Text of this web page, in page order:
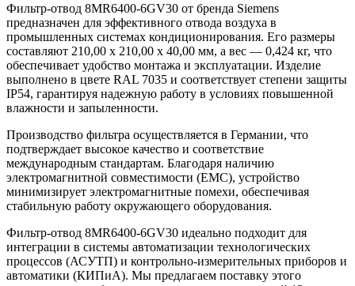
Фильтр-отвод 8MR6400-6GV30 от бренда Siemens
предназначен для эффективного отвода воздуха в
промышленных системах кондиционирования. Его размеры
составляют 210,00 x 210,00 x 40,00 мм, а вес — 0,424 кг, что
обеспечивает удобство монтажа и эксплуатации. Изделие
выполнено в цвете RAL 7035 и соответствует степени защиты
IP54, гарантируя надежную работу в условиях повышенной
влажности и запыленности.
Производство фильтра осуществляется в Германии, что
подтверждает высокое качество и соответствие
международным стандартам. Благодаря наличию
электромагнитной совместимости (EMC), устройство
минимизирует электромагнитные помехи, обеспечивая
стабильную работу окружающего оборудования.
Фильтр-отвод 8MR6400-6GV30 идеально подходит для
интеграции в системы автоматизации технологических
процессов (АСУТП) и контрольно-измерительных приборов и
автоматики (КИПиА). Мы предлагаем поставку этого